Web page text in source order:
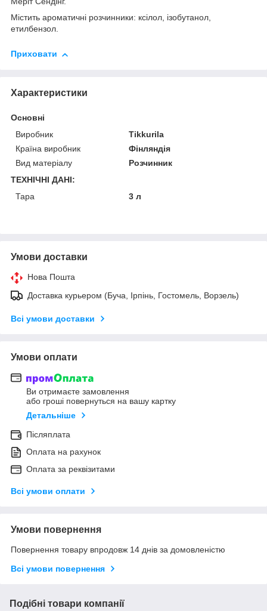
Містить ароматичні розчинники: ксілол, ізобутанол,
етилбензол.
Приховати
Характеристики
Основні
Виробник
Tikkurila
Країна виробник
Фінляндія
Вид матеріалу
Розчинник
ТЕХНІЧНІ ДАНІ:
Тара
3 л
Умови доставки
Нова Пошта
Доставка курьером (Буча, Ірпінь, Гостомель, Ворзель)
Всі умови доставки
Умови оплати
Ви отримаєте замовлення
або гроші повернуться на вашу картку
Детальніше
Післяплата
Оплата на рахунок
Оплата за реквізитами
Всі умови оплати
Умови повернення
Повернення товару впродовж 14 днів за домовленістю
Всі умови повернення
Подібні товари компанії